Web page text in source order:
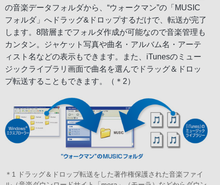
の音楽データフォルダから、“ウォークマン”の「MUSIC
フォルダ」へドラッグ&ドロップするだけで、転送が完了
します。8階層までフォルダ作成が可能なので音楽管理も
カンタン。ジャケット写真や曲名・アルバム名・アーテ
ィスト名などの表示もできます。また、iTunesのミュー
ジックライブラリ画面で曲名を選んでドラッグ＆ドロッ
プ転送することもできます。（＊2）
＊1 ドラッグ＆ドロップ転送をした著作権保護された音楽ファイ